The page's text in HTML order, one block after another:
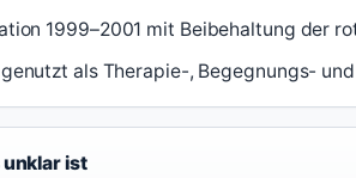
1999–2001 mit Beibehaltung der
als Therapie-, Begegnungs-
unklar ist